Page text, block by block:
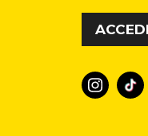
Vai al contenuto
ACCEDI